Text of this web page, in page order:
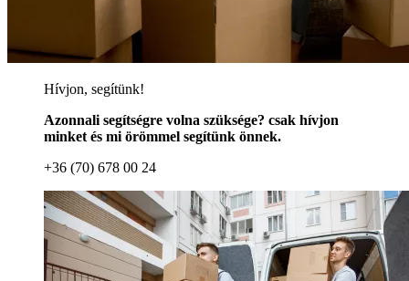
Hívjon, segítünk!
Azonnali segítségre volna szüksége? csak hívjon
minket és mi örömmel segítünk önnek.
+36 (70) 678 00 24